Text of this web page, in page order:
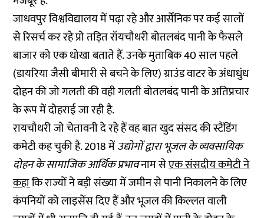
जाधवपुर विश्वविद्यालय में पढ़ा रहे और आर्सेनिक पर कई सालों
से रिसर्च कर रहे प्रो तड़ित रॉयचौधरी बोतलबंद पानी के फैसले
बाजार को एक धोखा बताते हैं. उनके मुताबिक 40 साल पहले
(डायरिया जैसी बीमारी से बचने के लिए) ग्राउंड वाटर के अंधाधुंध
दोहन की जो गलती की वही गलती बोतलबंद पानी के अतिप्रचार
के रूप में दोहराई जा रही है.
रायचौधरी जो चेतावनी दे रहे हैं वह बात खुद संसद की स्टैंडिंग
कमेटी कह चुकी है. 2018 मेंउद्योगों द्वारा भूजल के व्यवसायिक
दोहन के सामाजिक आर्थिक प्रभावनाम सेएक संसदीय कमेटी ने
कहाकि राज्यों ने बड़ी संख्या में जमीन से पानी निकालने के लिए
कंपनियों को लाइसेंस दिए हैं और भूजल की किल्लत वाली